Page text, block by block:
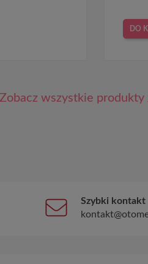
DO
Zobacz wszystkie produkty
Szybki kontakt